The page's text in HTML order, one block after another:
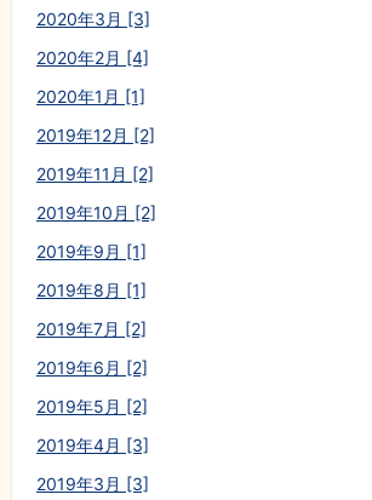
2020年3月 [3]
2020年2月 [4]
2020年1月 [1]
2019年12月 [2]
2019年11月 [2]
2019年10月 [2]
2019年9月 [1]
2019年8月 [1]
2019年7月 [2]
2019年6月 [2]
2019年5月 [2]
2019年4月 [3]
2019年3月 [3]